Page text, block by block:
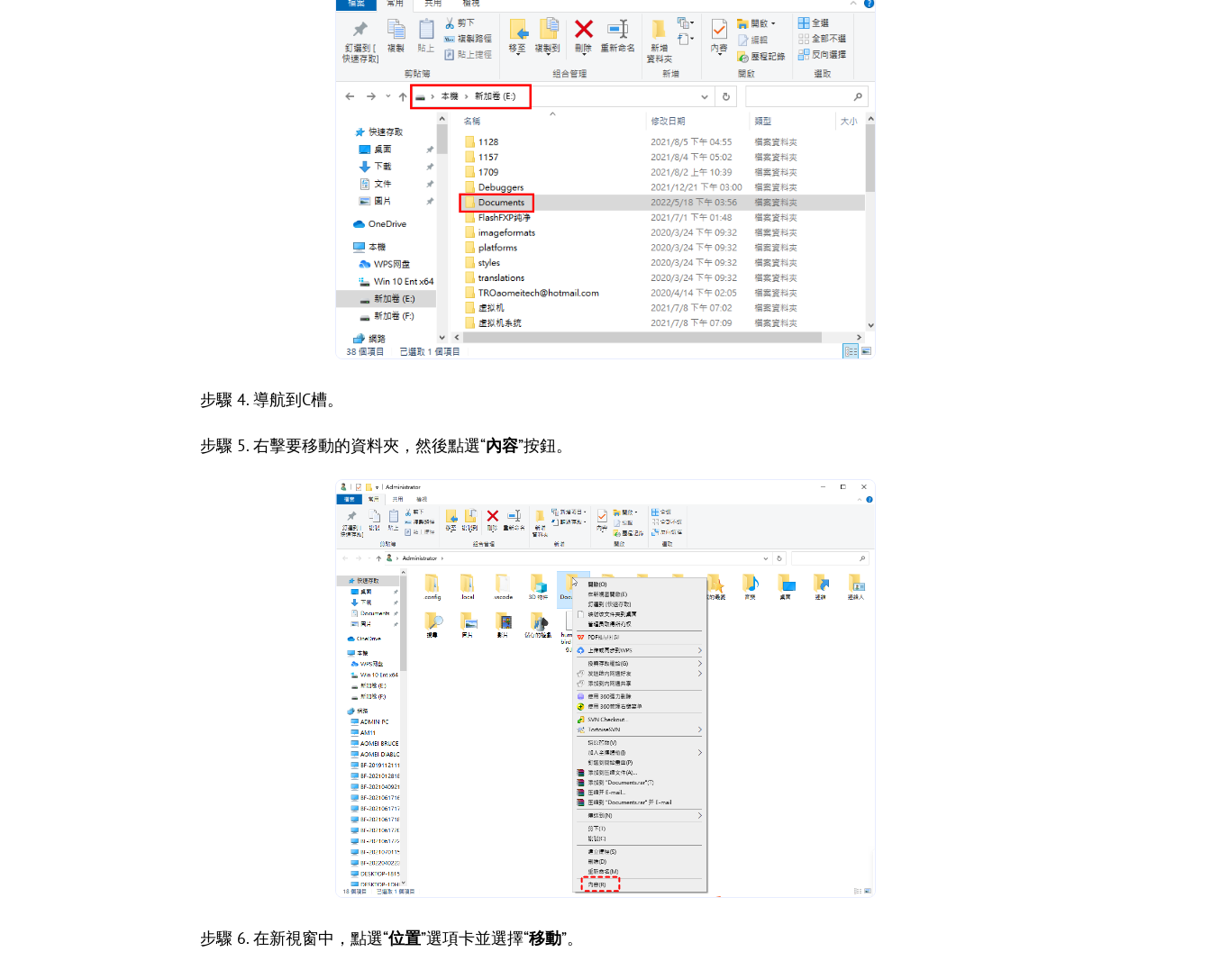
步驟 4. 導航到C槽。
步驟 5. 右擊要移動的資料夾，然後點選“內容”按鈕。
步驟 6. 在新視窗中，點選“位置”選項卡並選擇“移動”。